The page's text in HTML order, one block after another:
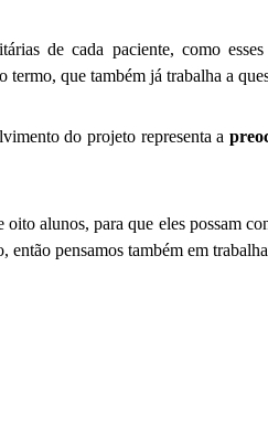
de cada paciente, como
que também já trabalha a
do projeto representa a
alunos, para que eles possam
então pensamos também em